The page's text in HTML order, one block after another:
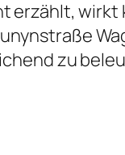
erzählt,
zu